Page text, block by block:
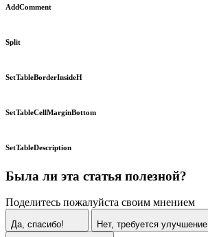
AddComment
Split
SetTableBorderInsideH
SetTableCellMarginBottom
SetTableDescription
Была ли эта статья полезной?
Поделитесь пожалуйста своим мнением
Да, спасибо! Нет, требуется улучшение